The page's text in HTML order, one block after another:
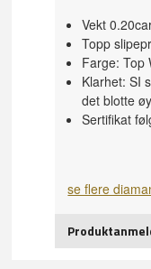
Vekt
Topp
Farge: Top
Klarhet: SI
det blotte
Sertifikat
se flere